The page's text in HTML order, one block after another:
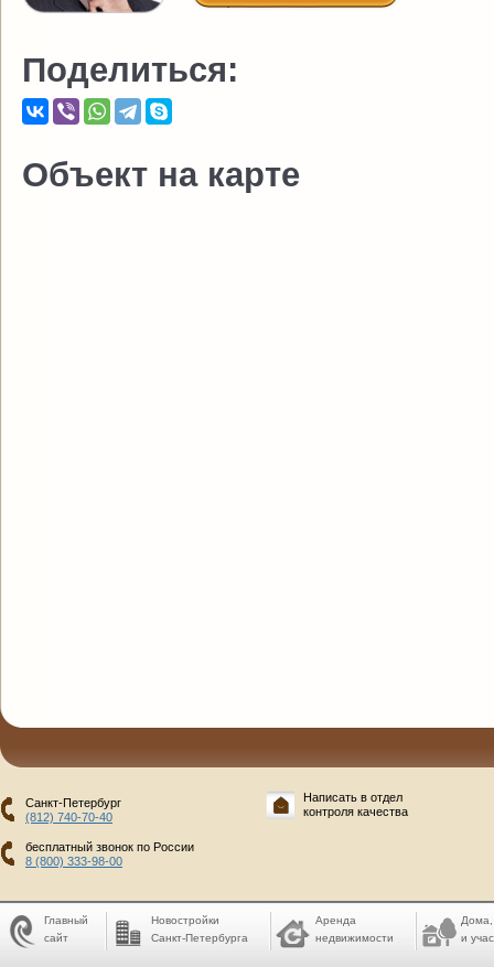
Поделиться:
Объект на карте
Санкт-Петербург
(812) 740-70-40
бесплатный звонок по России
8 (800) 333-98-00
Написать в отдел
контроля качества
Главный
сайт
Новостройки
Санкт-Петербурга
Аренда
недвижимости
Дома,
и